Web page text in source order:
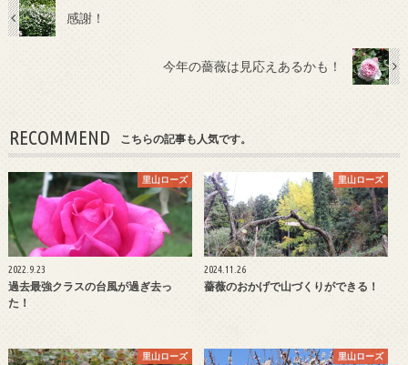
感謝！
今年の薔薇は見応えあるかも！
RECOMMEND こちらの記事も人気です。
里山ローズ
2022.9.23
過去最強クラスの台風が過ぎ去っ
た！
里山ローズ
2024.11.26
薔薇のおかげで山づくりができる！
里山ローズ 里山ローズ